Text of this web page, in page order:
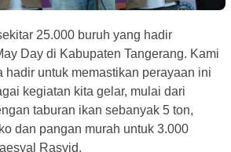
25.000 buruh yang hadir
Day di Kabupaten Tangerang. Kami
hadir untuk memastikan perayaan ini
kegiatan kita gelar, mulai dari
taburan ikan sebanyak 5 ton,
dan pangan murah untuk 3.000
Rasyid.